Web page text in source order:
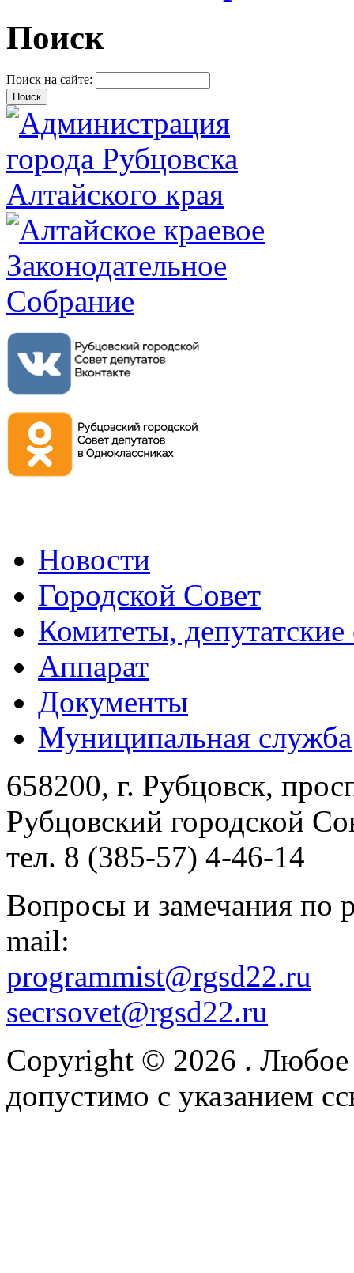
Поиск
Поиск на сайте:
Новости
Городской Совет
Комитеты,
Аппарат
Документы
Муниципальная служба
658200, г. Рубцовск,
Рубцовский городской
тел. 8 (385-57) 4-46-14
Вопросы и замечания по
mail:
programmist@rgsd22.ru
secrsovet@rgsd22.ru
Copyright © 2026 . Любое
допустимо с указанием